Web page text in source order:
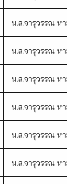
น.ส.จารุวรรณ ห
น.ส.จารุวรรณ ห
น.ส.จารุวรรณ ห
น.ส.จารุวรรณ ห
น.ส.จารุวรรณ ห
น.ส.จารุวรรณ ห